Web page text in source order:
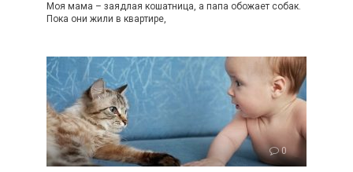
Моя мама – заядлая кошатница, а папа обожает собак.
Пока они жили в квартире,
0